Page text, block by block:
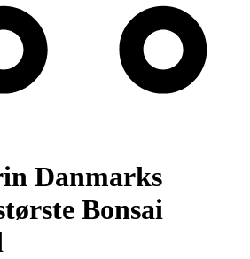
Danmarks
Bonsai